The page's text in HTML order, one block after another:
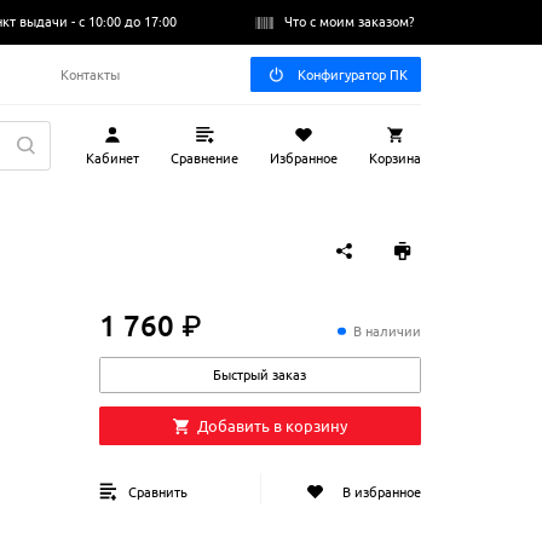
выдачи -с 10:00 до 17:00 Что с моим заказом?
Контакты Конфигуратор ПК
Кабинет Сравнение Избранное Корзина
1 760 ₽1 760 ₽ В наличии
Быстрый заказ
Добавить в корзину
Сравнить В избранное